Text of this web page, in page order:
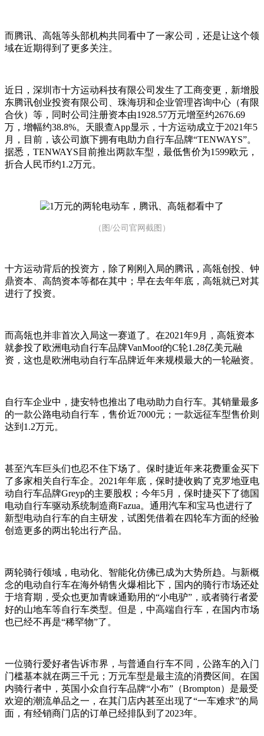
而腾讯、高瓴等头部机构共同看中了一家公司，还是让这个领
域在近期得到了更多关注。
近日，深圳市十方运动科技有限公司发生了工商变更，新增股
东腾讯创业投资有限公司、珠海玥和企业管理咨询中心（有限
合伙）等，同时公司注册资本由1928.57万元增至约2676.69
万，增幅约38.8%。天眼查App显示，十方运动成立于2021年5
月，目前，该公司旗下拥有电助力自行车品牌“TENWAYS”。
据悉，TENWAYS目前推出两款车型，最低售价为1599欧元，
折合人民币约1.2万元。
（图/公司官网截图）
十方运动背后的投资方，除了刚刚入局的腾讯，高瓴创投、钟
鼎资本、高鹄资本等都在其中；早在去年年底，高瓴就已对其
进行了投资。
而高瓴也并非首次入局这一赛道了。在2021年9月，高瓴资本
就参投了欧洲电动自行车品牌VanMoof的C轮1.28亿美元融
资，这也是欧洲电动自行车品牌近年来规模最大的一轮融资。
自行车企业中，捷安特也推出了电动助力自行车。其销量最多
的一款公路电动自行车，售价近7000元；一款远征车型售价则
达到1.2万元。
甚至汽车巨头们也忍不住下场了。保时捷近年来花费重金买下
了多家相关自行车企。2021年年底，保时捷收购了克罗地亚电
动自行车品牌Greyp的主要股权；今年5月，保时捷买下了德国
电动自行车驱动系统制造商Fazua。通用汽车和宝马也进行了
新型电动自行车的自主研发，试图凭借着在四轮车方面的经验
创造更多的两出轮出行产品。
两轮骑行领域，电动化、智能化仿佛已成为大势所趋。与新概
念的电动自行车在海外销售火爆相比下，国内的骑行市场还处
于培育期，受众也更加青睐通勤用的“小电驴”，或者骑行者爱
好的山地车等自行车类型。但是，中高端自行车，在国内市场
也已经不再是“稀罕物”了。
一位骑行爱好者告诉市界，与普通自行车不同，公路车的入门
门槛基本就在两三千元；万元车型是最主流的消费区间。在国
内骑行者中，英国小众自行车品牌“小布”（Brompton）是最受
欢迎的潮流单品之一，在其门店内甚至出现了“一车难求”的局
面，有经销商门店的订单已经排队到了2023年。